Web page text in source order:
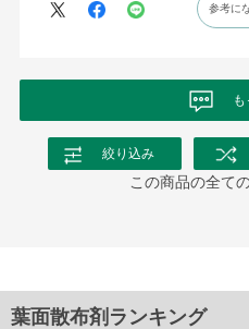
参考に
絞り込み
この商品の全て
葉面散布剤ランキング